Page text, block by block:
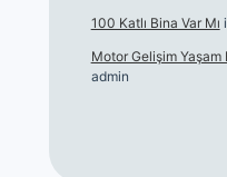
100 Katlı Bina Var Mı
Motor Gelişim Yaşam
admin